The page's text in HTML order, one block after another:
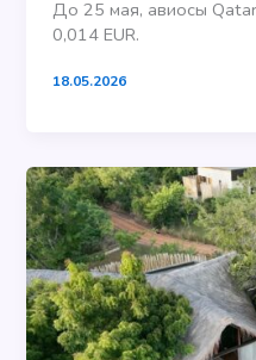
До 25 мая, авиосы
0,014 EUR.
18.05.2026